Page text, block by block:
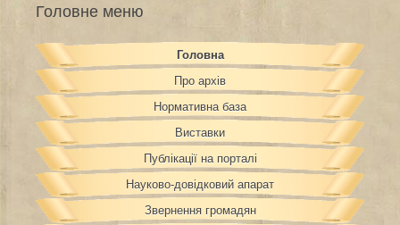
Головне меню
Головна
Про архів
Нормативна база
Виставки
Публікації на порталі
Науково-довідковий апарат
Звернення громадян